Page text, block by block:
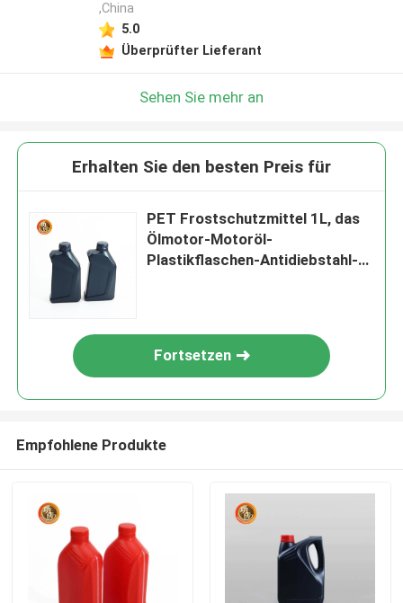
,China
5.0
Überprüfter Lieferant
Sehen Sie mehr an
Erhalten Sie den besten Preis für
PET Frostschutzmittel 1L, das
Ölmotor-Motoröl-
Plastikflaschen-Antidiebstahl-
Fortsetzen
Empfohlene Produkte